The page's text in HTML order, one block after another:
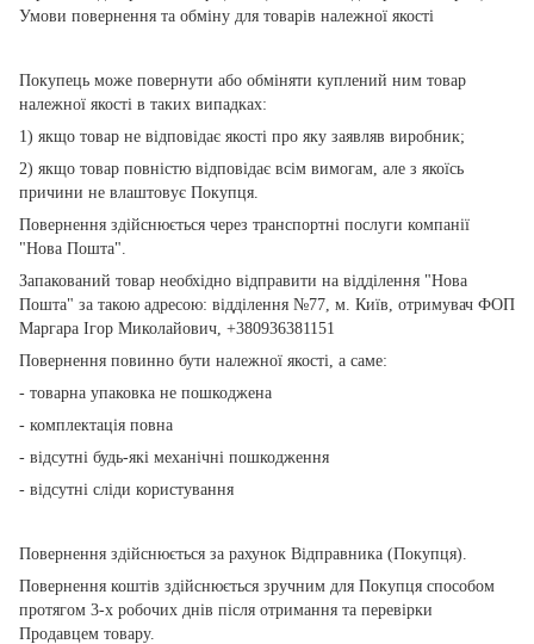
Умови повернення та обміну для товарів належної якості
Покупець може повернути або обміняти куплений ним товар
належної якості в таких випадках:
1) якщо товар не відповідає якості про яку заявляв виробник;
2) якщо товар повністю відповідає всім вимогам, але з якоїсь
причини не влаштовує Покупця.
Повернення здійснюється через транспортні послуги компанії
"Нова Пошта".
Запакований товар необхідно відправити на відділення "Нова
Пошта" за такою адресою: відділення №77, м. Київ, отримувач ФОП
Маргара Ігор Миколайович, +380936381151
Повернення повинно бути належної якості, а саме:
- товарна упаковка не пошкоджена
- комплектація повна
- відсутні будь-які механічні пошкодження
- відсутні сліди користування
Повернення здійснюється за рахунок Відправника (Покупця).
Повернення коштів здійснюється зручним для Покупця способом
протягом 3-х робочих днів після отримання та перевірки
Продавцем товару.